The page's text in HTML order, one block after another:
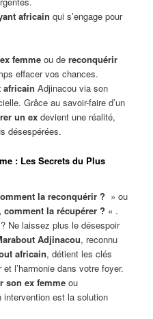
africain qui s’engage pour
femme ou dereconquérir
effacer vos chances.
africain Adjinacou via son
Grâce au savoir-faire d’un
un ex devient une réalité,
désespérées.
: Les Secrets du Plus
la reconquérir ? » ou
comment la récupérer ? « .
Ne laissez plus le désespoir
Adjinacou, reconnu
africain, détient les clés
l’harmonie dans votre foyer.
son ex femme ou
intervention est la solution